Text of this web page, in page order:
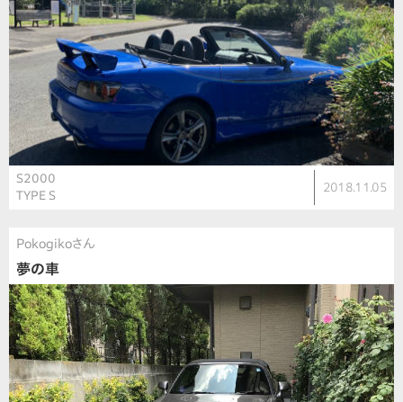
S2000
TYPE S
2018.11.05
Pokogikoさん
夢の車